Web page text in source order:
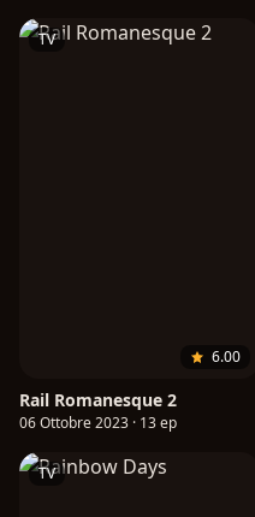
TV
6.00
Rail Romanesque 2
06 Ottobre 2023 · 13 ep
TV